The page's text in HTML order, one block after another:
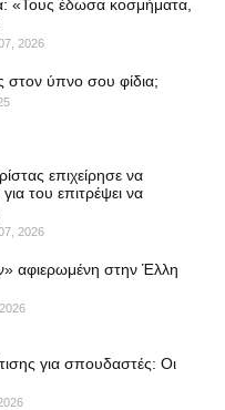
«Τους έδωσα κοσμήματα,
2026
στον ύπνο σου φίδια;
επιχείρησε να
του επιτρέψει να
2026
αφιερωμένη στην Έλλη
για σπουδαστές: Οι